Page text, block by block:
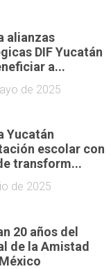
alianzas
DIF Yucatán
a...
de 2025
Yucatán
escolar con
transform...
de 2025
20 años del
de la Amistad